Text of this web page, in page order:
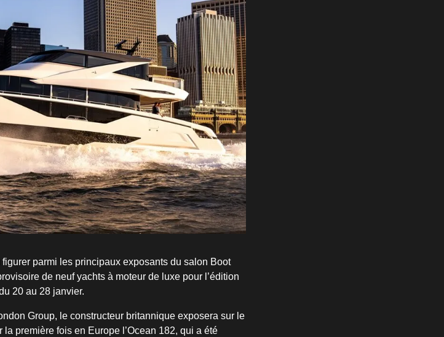
parmi les principaux exposants du salon Boot
de neuf yachts à moteur de luxe pour l’édition
20 au 28 janvier.
Group, le constructeur britannique exposera sur le
première fois en Europe l’Ocean 182, qui a été